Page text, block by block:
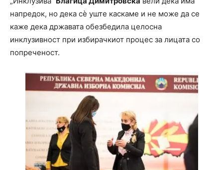
напредок, но дека сè уште каскаме и не може да се
каже дека државата обезбедила целосна
инклузивност при избирачкиот процес за лицата со
попреченост.